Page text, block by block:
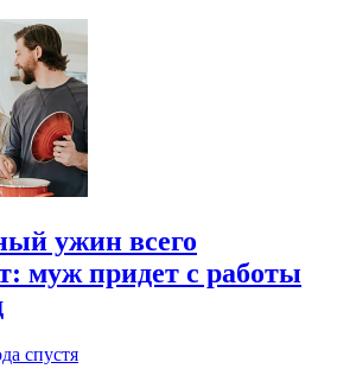
ужин всего
муж придет с работы
спустя